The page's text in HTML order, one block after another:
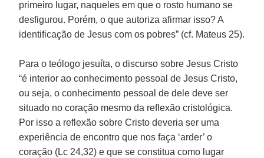
primeiro lugar, naqueles em que o rosto humano se
desfigurou. Porém, o que autoriza afirmar isso? A
identificação de Jesus com os pobres” (cf. Mateus 25).
Para o teólogo jesuíta, o discurso sobre Jesus Cristo
“é interior ao conhecimento pessoal de Jesus Cristo,
ou seja, o conhecimento pessoal de dele deve ser
situado no coração mesmo da reflexão cristológica.
Por isso a reflexão sobre Cristo deveria ser uma
experiência de encontro que nos faça ‘arder’ o
coração (Lc 24,32) e que se constitua como lugar